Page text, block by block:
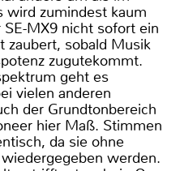
wird zumindest kaum
MX9 nicht sofort ein
zaubert, sobald Musik
zugutekommt.
geht es
vielen anderen
der Grundtonbereich
hier Maß. Stimmen
da sie ohne
werden.